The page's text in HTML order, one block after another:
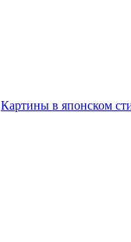
Картины в японском